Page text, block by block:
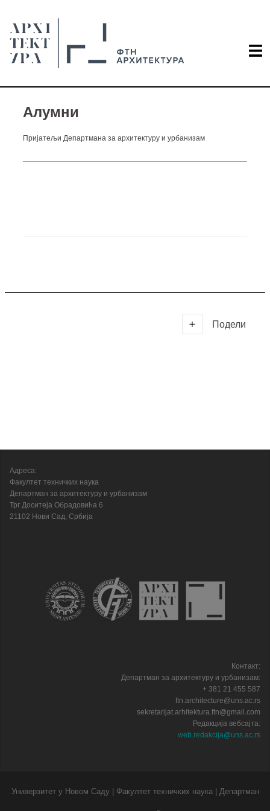
Алумни
Пријатељи Департмана за архитектуру и урбанизам
Подели
Адреса:
Факултет техничких наука
Департман за архитектуру и урбанизам
Трг Доситеја Обрадовића 6
21102 Нови Сад, Србија
Контакт:
Департман за архитектуру и урбанизам:
+ 381 21 455 587
ftn.architecture@uns.ac.rs
sekretarijat.arhitektura.ftn@gmail.com
Редакција вебсајта:
web.redakcija@uns.ac.rs
Универзитет у Новом Саду | Факултет техничких наука | Департман